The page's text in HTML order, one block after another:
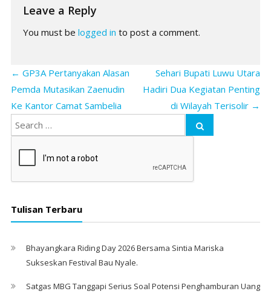
Leave a Reply
You must be logged in to post a comment.
← GP3A Pertanyakan Alasan
Pemda Mutasikan Zaenudin
Ke Kantor Camat Sambelia
Sehari Bupati Luwu Utara
Hadiri Dua Kegiatan Penting
di Wilayah Terisolir →
Tulisan Terbaru
Bhayangkara Riding Day 2026 Bersama Sintia Mariska
Sukseskan Festival Bau Nyale. ‎
Satgas MBG Tanggapi Serius Soal Potensi Penghamburan Uang